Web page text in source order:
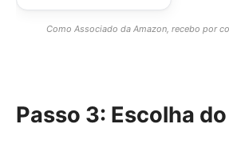
Como Associado da Amazon, recebo por
Passo 3: Escolha